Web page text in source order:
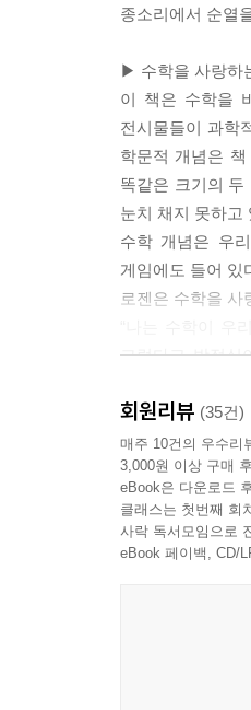
77 삼단논법에서
79 종 연주와 수
80 통계학으로 할
81 투수 방어율 /
82 박테리아의 분
83 아스트롤라베 /
84 소금을 쏟아보
4부 특별한 숫자
85 파이가 뭐라
87 신용카드는 어
89 자연에서 보이
90 도서관의 혁신
91 난수는 정말
92 10의 제곱 / 척
93 미터법의 기원
94 정말정말 짧은
종소리에서 순열
▶ 수학을 사랑하
이 책은 수학을
전시물들이 과학
학문적 개념은
똑같은 크기의
눈치 채지 못하고
수학 개념은 우
게임에도 들어 있
로젠은 수학을 사
그렇다고 방정식
▶ 숨어 있는 수학
로젠은 우리 삶의
품었을 법한 것들
“빗속에서 최대
“내가 기다리는
“종이를 연속해
회원리뷰 (35건)
매주 10건의 우수리
3,000원 이상 구매
eBook은 다운로드
클래스는 첫번째 회
사락 독서모임으로
eBook 페이백, CD/